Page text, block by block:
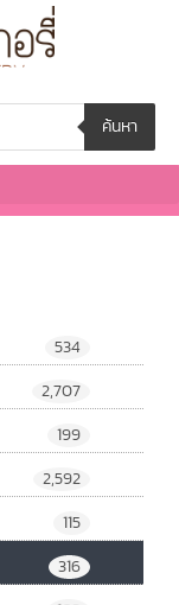
ค้นหา
534
2,707
199
2,592
115
316